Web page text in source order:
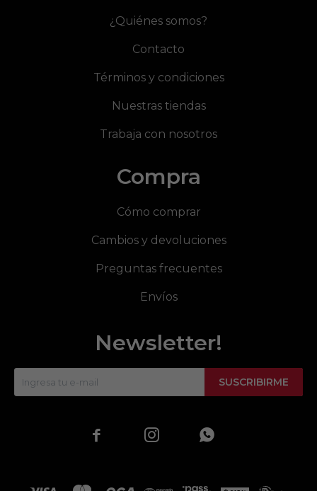
¿Quiénes somos?
Contacto
Términos y condiciones
Nuestras tiendas
Trabaja con nosotros
Compra
Cómo comprar
Cambios y devoluciones
Preguntas frecuentes
Envíos
Newsletter!
SUSCRIBIRME
  